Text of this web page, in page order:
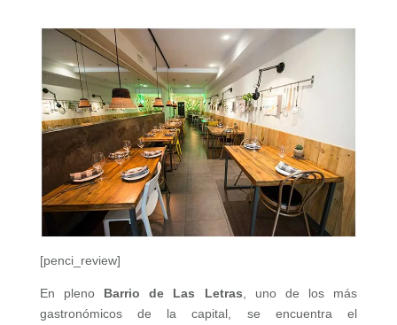
[penci_review]
En pleno Barrio de Las Letras , uno de los más
gastronómicos de la capital, se encuentra el